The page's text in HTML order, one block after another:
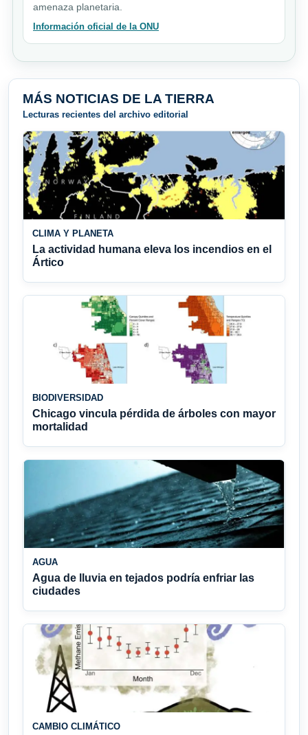
amenaza planetaria.
Información oficial de la ONU
MÁS NOTICIAS DE LA TIERRA
Lecturas recientes del archivo editorial
CLIMA Y PLANETA
La actividad humana eleva los incendios en el
Ártico
BIODIVERSIDAD
Chicago vincula pérdida de árboles con mayor
mortalidad
AGUA
Agua de lluvia en tejados podría enfriar las
ciudades
CAMBIO CLIMÁTICO